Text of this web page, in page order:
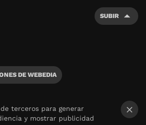
SUBIR
DE WEBEDIA
terceros para generar
y mostrar publicidad